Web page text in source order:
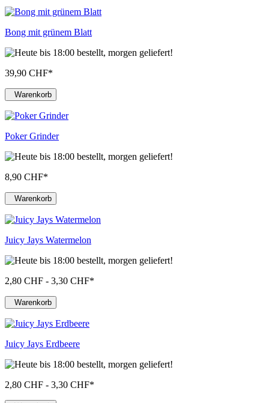
Bong mit grünem Blatt
39,90 CHF*
Warenkorb
Poker Grinder
8,90 CHF*
Warenkorb
Juicy Jays Watermelon
2,80 CHF - 3,30 CHF*
Warenkorb
Juicy Jays Erdbeere
2,80 CHF - 3,30 CHF*